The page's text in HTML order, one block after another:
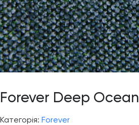
Forever Deep Ocean
Категорія: Forever